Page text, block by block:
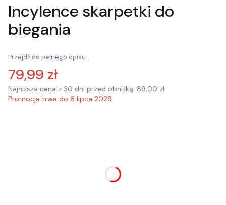
Incylence skarpetki do
biegania
Przejdź do pełnego opisu
79,99 zł
Najniższa cena z 30 dni przed obniżką: 89,00 zł
Promocja trwa do 6 lipca 2029